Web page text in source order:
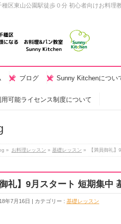
種区東山公園駅徒歩０分 初心者向けお料理
ブログ Sunny Kitchenについ
可能ライセンス制度について
» お料理レッスン » 基礎レッスン » 【満員御礼
御礼】9月スタート 短期集中
年7月16日 | カテゴリー : 基礎レッスン